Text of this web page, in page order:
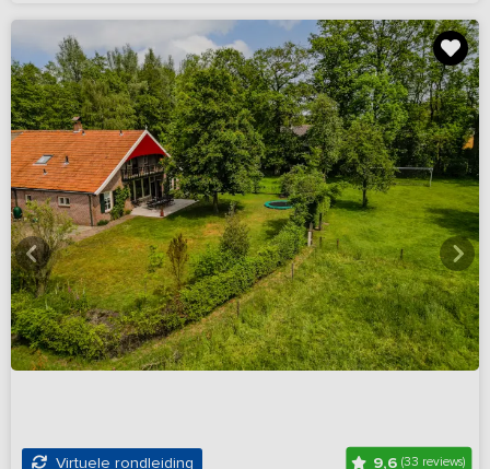
Virtuele rondleiding 9,6 (33 reviews)